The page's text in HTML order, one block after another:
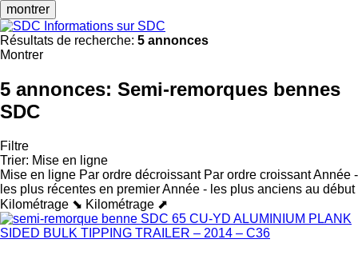
montrer
Informations sur SDC
Résultats de recherche: 5 annonces
Montrer
5 annonces: Semi-remorques bennes
SDC
Filtre
Trier: Mise en ligne
Mise en ligne Par ordre décroissant Par ordre croissantAnnée -
les plus récentes en premierAnnée - les plus anciens au début
Kilométrage ⬊ Kilométrage ⬈